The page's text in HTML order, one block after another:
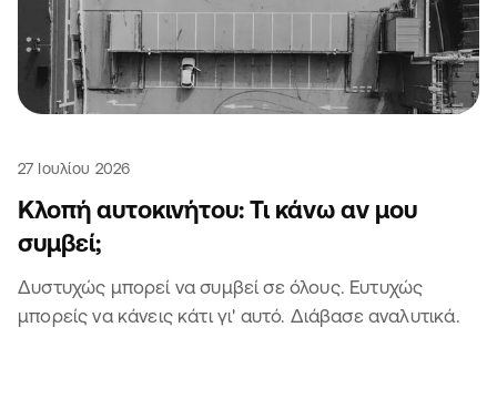
27 Ιουλίου 2026
Κλοπή αυτοκινήτου: Τι κάνω αν μου
συμβεί;
Δυστυχώς μπορεί να συμβεί σε όλους. Ευτυχώς
μπορείς να κάνεις κάτι γι' αυτό. Διάβασε αναλυτικά.